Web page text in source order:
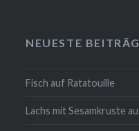
NEUESTE
Fisch auf Ratatouille
Lachs mit Sesamkruste